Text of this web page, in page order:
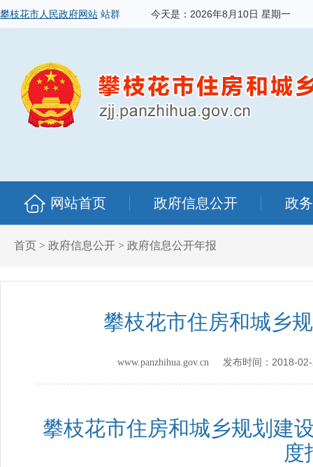
攀枝花市人民政府网站 站群 今天是： 2026年8月10日 星期一
网站首页 政府信息公开 政
首页 > 政府信息公开 > 政府信息公开年报
攀枝花市住房和城乡
www.panzhihua.gov.cn 发布时间： 2018-
攀枝花市住房和城乡规划建
度